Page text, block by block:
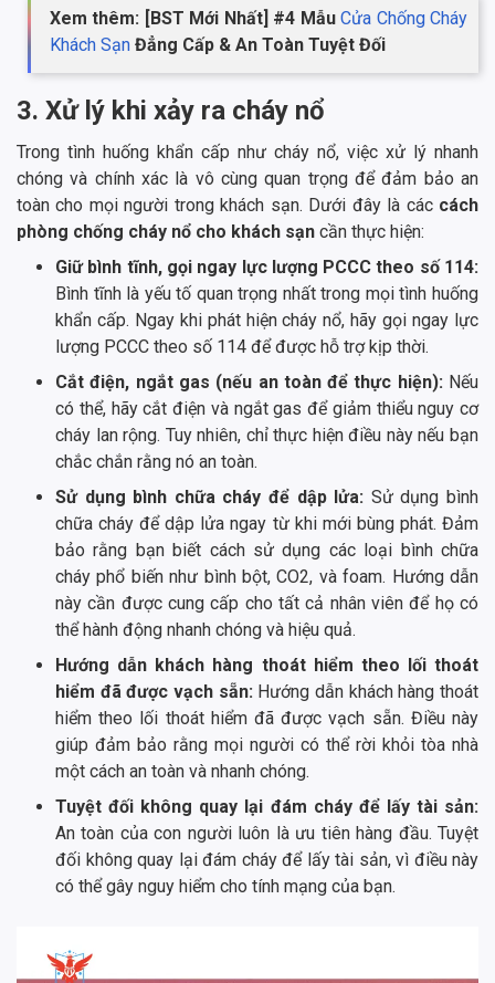
Xem thêm: [BST Mới Nhất] #4 MẫuCửa Chống Cháy
Khách Sạn Đẳng Cấp & An Toàn Tuyệt Đối
3. Xử lý khi xảy ra cháy nổ
Trong tình huống khẩn cấp như cháy nổ, việc xử lý nhanh
chóng và chính xác là vô cùng quan trọng để đảm bảo an
toàn cho mọi người trong khách sạn. Dưới đây là cáccách
phòng chống cháy nổ cho khách sạn cần thực hiện:
Giữ bình tĩnh, gọi ngay lực lượng PCCC theo số 114:
Bình tĩnh là yếu tố quan trọng nhất trong mọi tình huống
khẩn cấp. Ngay khi phát hiện cháy nổ, hãy gọi ngay lực
lượng PCCC theo số 114 để được hỗ trợ kịp thời.
Cắt điện, ngắt gas (nếu an toàn để thực hiện): Nếu
có thể, hãy cắt điện và ngắt gas để giảm thiểu nguy cơ
cháy lan rộng. Tuy nhiên, chỉ thực hiện điều này nếu bạn
chắc chắn rằng nó an toàn.
Sử dụng bình chữa cháy để dập lửa: Sử dụng bình
chữa cháy để dập lửa ngay từ khi mới bùng phát. Đảm
bảo rằng bạn biết cách sử dụng các loại bình chữa
cháy phổ biến như bình bột, CO2, và foam. Hướng dẫn
này cần được cung cấp cho tất cả nhân viên để họ có
thể hành động nhanh chóng và hiệu quả.
Hướng dẫn khách hàng thoát hiểm theo lối thoát
hiểm đã được vạch sẵn: Hướng dẫn khách hàng thoát
hiểm theo lối thoát hiểm đã được vạch sẵn. Điều này
giúp đảm bảo rằng mọi người có thể rời khỏi tòa nhà
một cách an toàn và nhanh chóng.
Tuyệt đối không quay lại đám cháy để lấy tài sản:
An toàn của con người luôn là ưu tiên hàng đầu. Tuyệt
đối không quay lại đám cháy để lấy tài sản, vì điều này
có thể gây nguy hiểm cho tính mạng của bạn.